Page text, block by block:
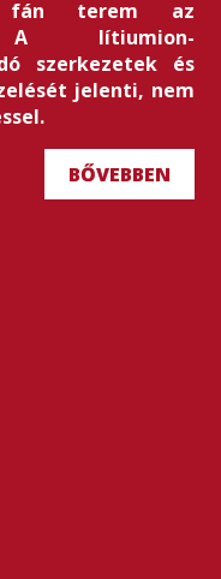
terem az
A lítiumion-
szerkezetek és
jelenti, nem
BŐVEBBEN